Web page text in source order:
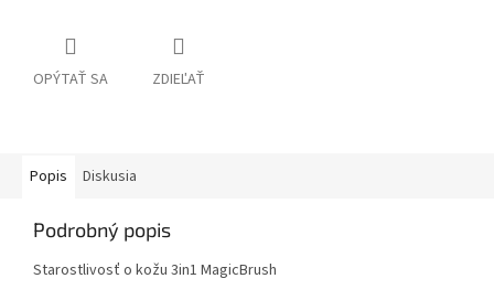
OPÝTAŤ SA ZDIEĽAŤ
Popis Diskusia
Podrobný popis
Starostlivosť o kožu 3in1 MagicBrush